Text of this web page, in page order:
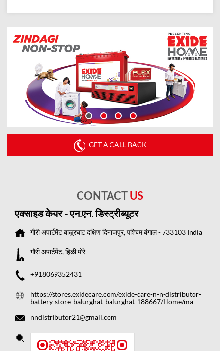
GET A CALL BACK
CONTACTUS
एक्साइड केयर - एन.एन. डिस्ट्रीब्यूटर
गौरी अपार्टमेंटबाळूरघाटदक्षिण दिनाजपुर, पश्चिम बंगाल-733103 India
गौरी अपार्टमेंट, हिळी मोरे
+918069352431
https://stores.exidecare.com/exide-care-n-n-distributor-
battery-store-balurghat-balurghat-188667/Home/ma
nndistributor21@gmail.com